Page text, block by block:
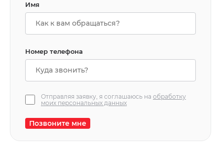
Имя
Номер телефона
Отправляя заявку, я соглашаюсь на обработку
моих персональных данных
Позвоните мне